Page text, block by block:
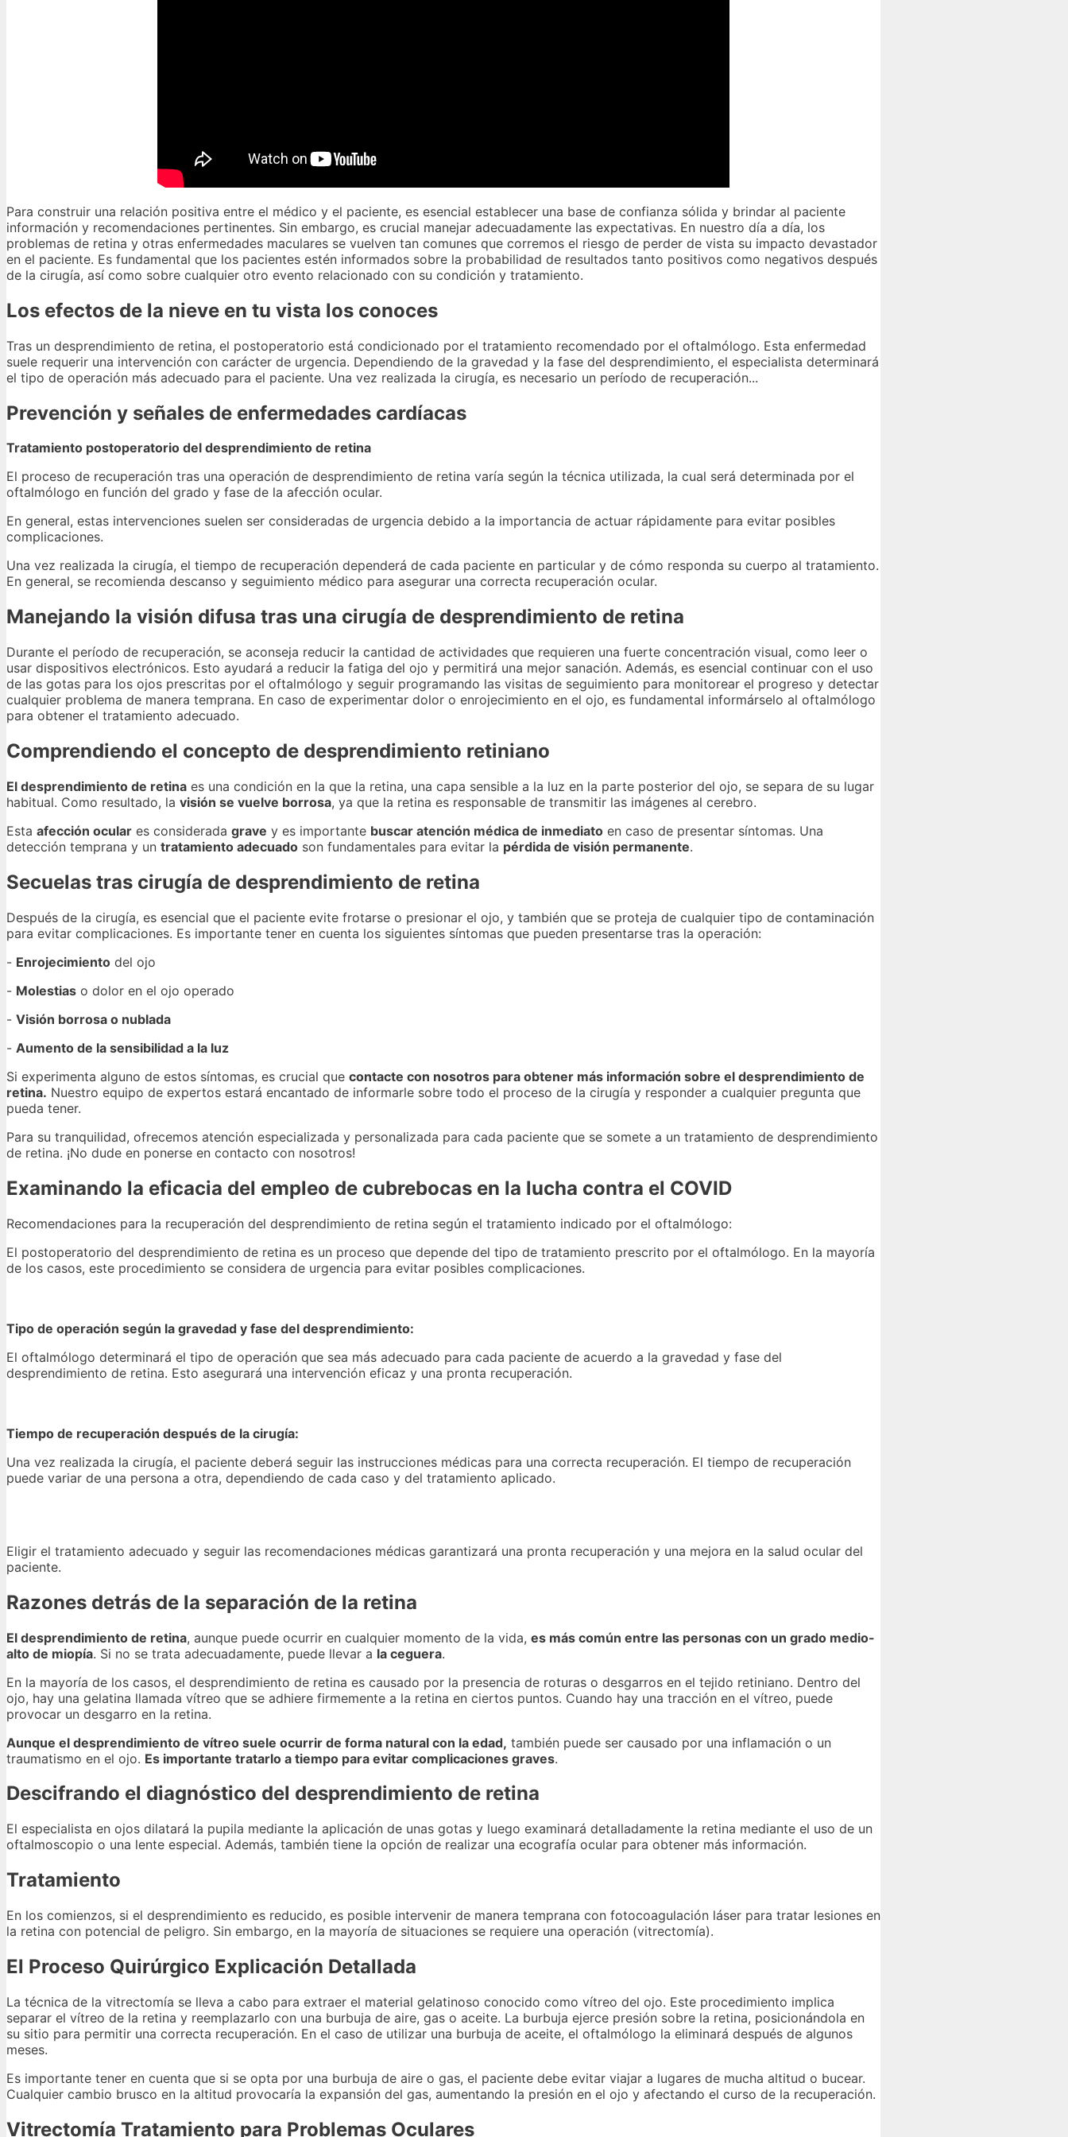
Para construir una relación positiva entre el médico y el paciente, es esencial establecer una base de confianza sólida y brindar al paciente
información y recomendaciones pertinentes. Sin embargo, es crucial manejar adecuadamente las expectativas. En nuestro día a día, los
problemas de retina y otras enfermedades maculares se vuelven tan comunes que corremos el riesgo de perder de vista su impacto devastador
en el paciente. Es fundamental que los pacientes estén informados sobre la probabilidad de resultados tanto positivos como negativos después
de la cirugía, así como sobre cualquier otro evento relacionado con su condición y tratamiento.
Los efectos de la nieve en tu vista los conoces
Tras un desprendimiento de retina, el postoperatorio está condicionado por el tratamiento recomendado por el oftalmólogo. Esta enfermedad
suele requerir una intervención con carácter de urgencia. Dependiendo de la gravedad y la fase del desprendimiento, el especialista determinará
el tipo de operación más adecuado para el paciente. Una vez realizada la cirugía, es necesario un período de recuperación...
Prevención y señales de enfermedades cardíacas
Tratamiento postoperatorio del desprendimiento de retina
El proceso de recuperación tras una operación de desprendimiento de retina varía según la técnica utilizada, la cual será determinada por el
oftalmólogo en función del grado y fase de la afección ocular.
En general, estas intervenciones suelen ser consideradas de urgencia debido a la importancia de actuar rápidamente para evitar posibles
complicaciones.
Una vez realizada la cirugía, el tiempo de recuperación dependerá de cada paciente en particular y de cómo responda su cuerpo al tratamiento.
En general, se recomienda descanso y seguimiento médico para asegurar una correcta recuperación ocular.
Manejando la visión difusa tras una cirugía de desprendimiento de retina
Durante el período de recuperación, se aconseja reducir la cantidad de actividades que requieren una fuerte concentración visual, como leer o
usar dispositivos electrónicos. Esto ayudará a reducir la fatiga del ojo y permitirá una mejor sanación. Además, es esencial continuar con el uso
de las gotas para los ojos prescritas por el oftalmólogo y seguir programando las visitas de seguimiento para monitorear el progreso y detectar
cualquier problema de manera temprana. En caso de experimentar dolor o enrojecimiento en el ojo, es fundamental informárselo al oftalmólogo
para obtener el tratamiento adecuado.
Comprendiendo el concepto de desprendimiento retiniano
El desprendimiento de retina es una condición en la que la retina, una capa sensible a la luz en la parte posterior del ojo, se separa de su lugar
habitual. Como resultado, la visión se vuelve borrosa, ya que la retina es responsable de transmitir las imágenes al cerebro.
Esta afección ocular es considerada grave y es importante buscar atención médica de inmediato en caso de presentar síntomas. Una
detección temprana y un tratamiento adecuado son fundamentales para evitar la pérdida de visión permanente.
Secuelas tras cirugía de desprendimiento de retina
Después de la cirugía, es esencial que el paciente evite frotarse o presionar el ojo, y también que se proteja de cualquier tipo de contaminación
para evitar complicaciones. Es importante tener en cuenta los siguientes síntomas que pueden presentarse tras la operación:
- Enrojecimiento del ojo
- Molestias o dolor en el ojo operado
- Visión borrosa o nublada
- Aumento de la sensibilidad a la luz
Si experimenta alguno de estos síntomas, es crucial que contacte con nosotros para obtener más información sobre el desprendimiento de
retina. Nuestro equipo de expertos estará encantado de informarle sobre todo el proceso de la cirugía y responder a cualquier pregunta que
pueda tener.
Para su tranquilidad, ofrecemos atención especializada y personalizada para cada paciente que se somete a un tratamiento de desprendimiento
de retina. ¡No dude en ponerse en contacto con nosotros!
Examinando la eficacia del empleo de cubrebocas en la lucha contra el COVID
Recomendaciones para la recuperación del desprendimiento de retina según el tratamiento indicado por el oftalmólogo:
El postoperatorio del desprendimiento de retina es un proceso que depende del tipo de tratamiento prescrito por el oftalmólogo. En la mayoría
de los casos, este procedimiento se considera de urgencia para evitar posibles complicaciones.
Tipo de operación según la gravedad y fase del desprendimiento:
El oftalmólogo determinará el tipo de operación que sea más adecuado para cada paciente de acuerdo a la gravedad y fase del
desprendimiento de retina. Esto asegurará una intervención eficaz y una pronta recuperación.
Tiempo de recuperación después de la cirugía:
Una vez realizada la cirugía, el paciente deberá seguir las instrucciones médicas para una correcta recuperación. El tiempo de recuperación
puede variar de una persona a otra, dependiendo de cada caso y del tratamiento aplicado.
Eligir el tratamiento adecuado y seguir las recomendaciones médicas garantizará una pronta recuperación y una mejora en la salud ocular del
paciente.
Razones detrás de la separación de la retina
El desprendimiento de retina, aunque puede ocurrir en cualquier momento de la vida, es más común entre las personas con un grado medio-
alto de miopía. Si no se trata adecuadamente, puede llevar a la ceguera.
En la mayoría de los casos, el desprendimiento de retina es causado por la presencia de roturas o desgarros en el tejido retiniano. Dentro del
ojo, hay una gelatina llamada vítreo que se adhiere firmemente a la retina en ciertos puntos. Cuando hay una tracción en el vítreo, puede
provocar un desgarro en la retina.
Aunque el desprendimiento de vítreo suele ocurrir de forma natural con la edad, también puede ser causado por una inflamación o un
traumatismo en el ojo. Es importante tratarlo a tiempo para evitar complicaciones graves.
Descifrando el diagnóstico del desprendimiento de retina
El especialista en ojos dilatará la pupila mediante la aplicación de unas gotas y luego examinará detalladamente la retina mediante el uso de un
oftalmoscopio o una lente especial. Además, también tiene la opción de realizar una ecografía ocular para obtener más información.
Tratamiento
En los comienzos, si el desprendimiento es reducido, es posible intervenir de manera temprana con fotocoagulación láser para tratar lesiones en
la retina con potencial de peligro. Sin embargo, en la mayoría de situaciones se requiere una operación (vitrectomía).
El Proceso Quirúrgico Explicación Detallada
La técnica de la vitrectomía se lleva a cabo para extraer el material gelatinoso conocido como vítreo del ojo. Este procedimiento implica
separar el vítreo de la retina y reemplazarlo con una burbuja de aire, gas o aceite. La burbuja ejerce presión sobre la retina, posicionándola en
su sitio para permitir una correcta recuperación. En el caso de utilizar una burbuja de aceite, el oftalmólogo la eliminará después de algunos
meses.
Es importante tener en cuenta que si se opta por una burbuja de aire o gas, el paciente debe evitar viajar a lugares de mucha altitud o bucear.
Cualquier cambio brusco en la altitud provocaría la expansión del gas, aumentando la presión en el ojo y afectando el curso de la recuperación.
Vitrectomía Tratamiento para Problemas Oculares